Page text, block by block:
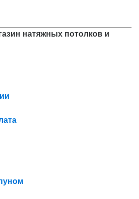
натяжных потолков и